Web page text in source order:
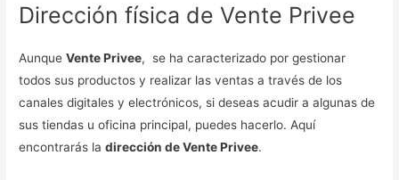
Dirección física de Vente Privee
AunqueVente Privee, se ha caracterizado por gestionar
todos sus productos y realizar las ventas a través de los
canales digitales y electrónicos, si deseas acudir a algunas de
sus tiendas u oficina principal, puedes hacerlo. Aquí
encontrarás ladirección de Vente Privee.